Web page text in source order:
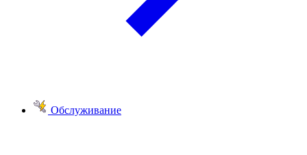
Обслуживание